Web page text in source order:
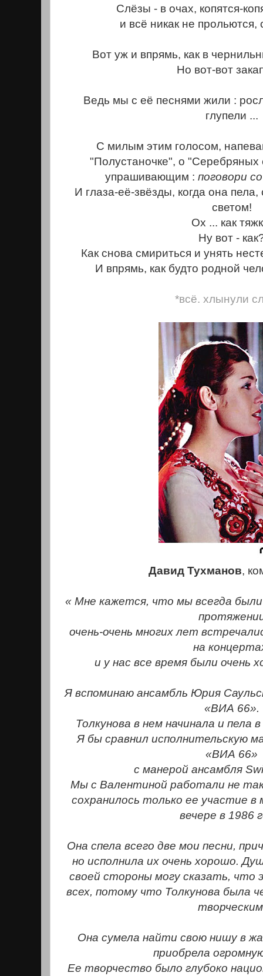
Слёзы - в очах, копятся-
и всё никак не
Вот уж и впрямь, как в
Но вот-вот
Ведь мы с её песнями жили :
глупели ...
С милым этим голосом,
"Полустаночке", о
упрашивающим :поговори
И глаза-её-звёзды, когда она
светом!
Ох ... как
Ну вот -
Как снова смириться и унять
И впрямь, как будто родной
*всё. хлынули
Давид Тухманов,
« Мне кажется, что мы всегда
очень-очень многих лет
на
и у нас все время были очень
Я вспоминаю ансамбль Юрия
«ВИА 66».
Толкунова в нем начинала и пела
Я бы сравнил исполнительскую
«ВИА 66»
с манерой ансамбля
Мы с Валентиной работали не
сохранилось только ее участие
вечере в 1986
Она спела всего две мои песни,
но исполнила их очень хорошо.
своей стороны могу сказать, что
всех, потому что Толкунова была
Она сумела найти свою нишу в
приобрела
Ее творчество было глубоко